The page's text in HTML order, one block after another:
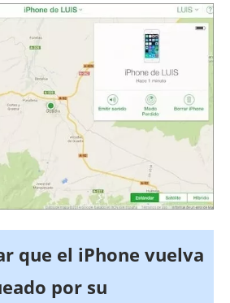
que el iPhone vuelva
por su